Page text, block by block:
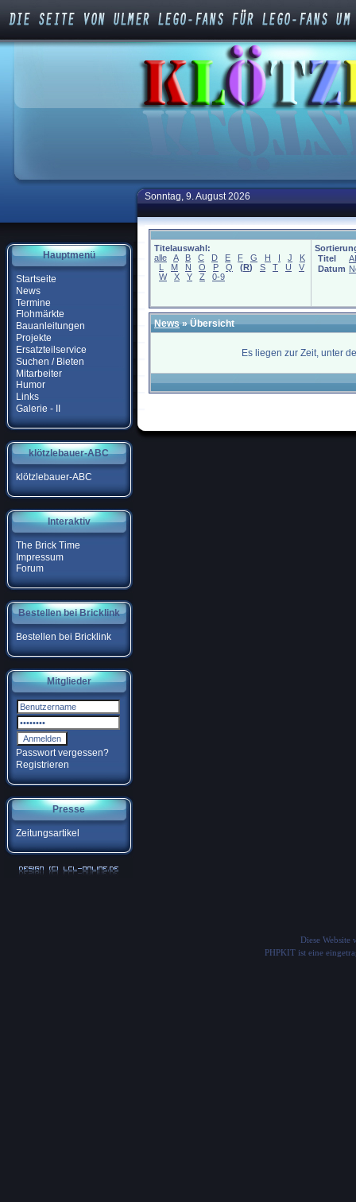
Hauptmenü
Startseite
News
Termine
Flohmärkte
Bauanleitungen
Projekte
Ersatzteilservice
Suchen / Bieten
Mitarbeiter
Humor
Links
Galerie - II
klötzlebauer-ABC
klötzlebauer-ABC
Interaktiv
The Brick Time
Impressum
Forum
Bestellen bei Bricklink
Bestellen bei Bricklink
Mitglieder
Passwort vergessen?
Registrieren
Presse
Zeitungsartikel
Sonntag, 9. August 2026
Titelauswahl:
alle
A B C D E F G H I J
K
L
M N O P Q (R) S T U
V
W
X Y Z 0-9
Titel
Datum
News» Übersicht
Es liegen zur Zeit, unter
Diese Website
PHPKIT ist eine